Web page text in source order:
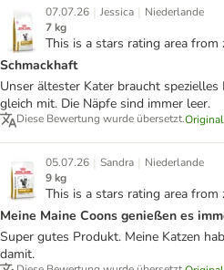
07.07.26 | Jessica | Niederlande
7 kg
This is a stars rating area from
Schmackhaft
Unser ältester Kater braucht
gleich mit. Die Näpfe sind immer leer.
Diese Bewertung wurde übersetzt.
05.07.26 | Sandra | Niederlande
9 kg
This is a stars rating area from
Meine Maine Coons genießen es
Super gutes Produkt. Meine Katzen
damit.